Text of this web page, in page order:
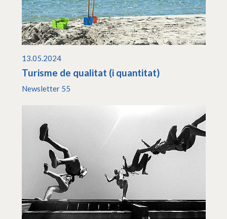
13.05.2024
Turisme de qualitat (i quantitat)
Newsletter 55